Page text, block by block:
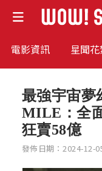
電影資訊 星聞花
最強宇宙夢
MILE：全
狂賣58億
發佈日期：2024-12-